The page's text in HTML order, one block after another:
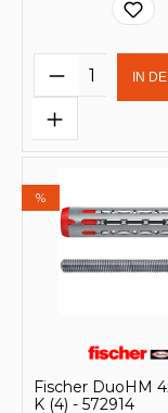
ProduktIN
%
Fischer DuoHM
K (4) - 572914